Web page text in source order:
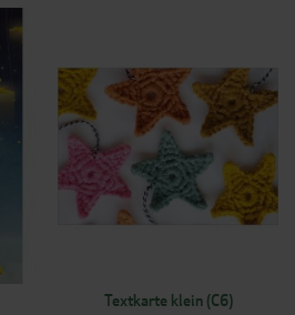
Textkarte klein (C6)